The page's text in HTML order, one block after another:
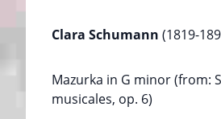
Clara Schumann (1819-
Mazurka in G minor (from:
musicales, op. 6)